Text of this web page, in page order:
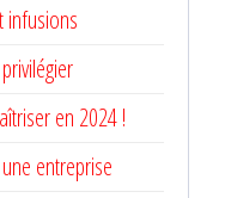
infusions
en 2024 !
entreprise